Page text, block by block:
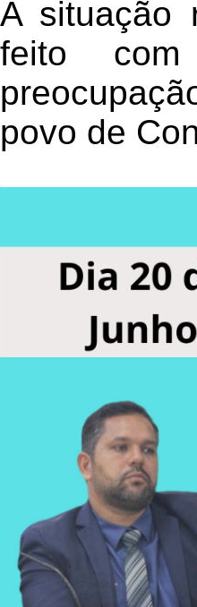
A situação
feito com
povo de